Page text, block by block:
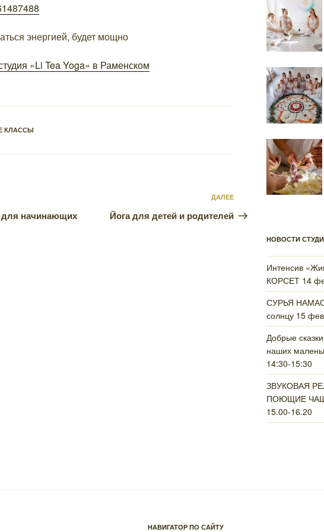
энергией, будет мощно
«Li Tea Yoga» в Раменском
КЛАССЫ
начинающих
Следующая
запись
ДАЛЕЕ
Йога для детей и родителей
НОВОСТИ
Интенсив
КОРСЕТ 14
СУРЬЯ
солнцу 15
Добрые
наших
14:30-15:30
ЗВУКОВАЯ
ПОЮЩИЕ
15.00-16.20
НАВИГАТОР ПО САЙТУ